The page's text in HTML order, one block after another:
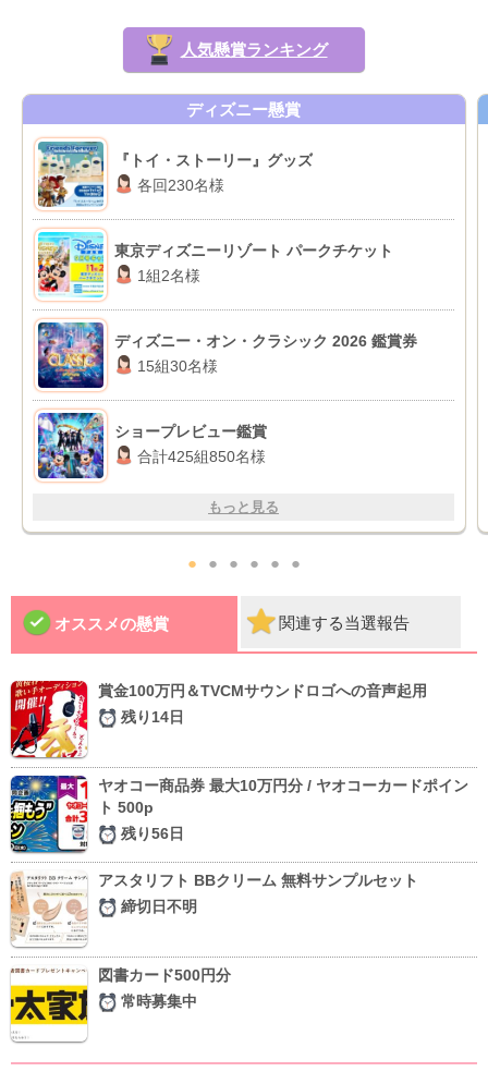
人気懸賞ランキング
ディズニー懸賞
『トイ・ストーリー』グッズ
各回230名様
東京ディズニーリゾート パークチケット
1組2名様
ディズニー・オン・クラシック 2026 鑑賞券
15組30名様
ショープレビュー鑑賞
合計425組850名様
もっと見る
● ● ● ● ● ●
オススメの懸賞 関連する当選報告
賞金100万円＆TVCMサウンドロゴへの音声起用
残り14日
ヤオコー商品券 最大10万円分 / ヤオコーカードポイン
ト 500p
残り56日
アスタリフト BBクリーム 無料サンプルセット
締切日不明
図書カード500円分
常時募集中